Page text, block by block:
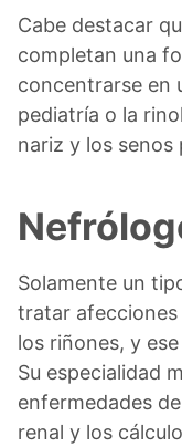
Cabe destacar
completan una
concentrarse en
pediatría o la
nariz y los senos
Solamente un
tratar afecciones
los riñones, y
Su especialidad
enfermedades
renal y los